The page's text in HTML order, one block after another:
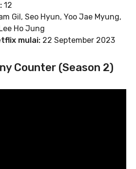
12
Gil, Seo Hyun, Yoo Jae Myung,
Ho Jung
mulai: 22 September 2023
Counter (Season 2)